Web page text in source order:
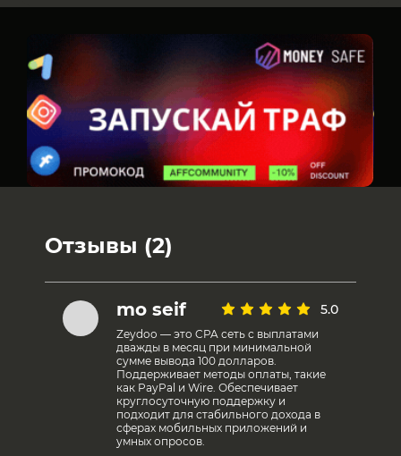
Отзывы (2)
mo seif 5.0
Zeydoo — это CPA сеть с выплатами
дважды в месяц при минимальной
сумме вывода 100 долларов.
Поддерживает методы оплаты, такие
как PayPal и Wire. Обеспечивает
круглосуточную поддержку и
подходит для стабильного дохода в
сферах мобильных приложений и
умных опросов.